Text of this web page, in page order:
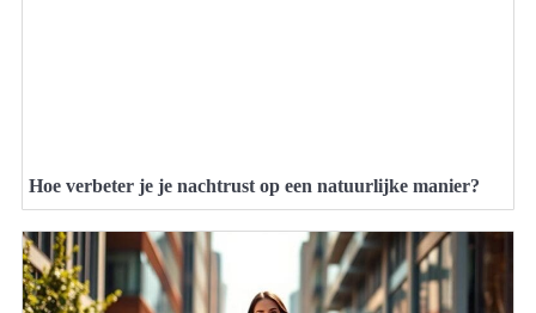
Hoe verbeter je je nachtrust op een natuurlijke manier?